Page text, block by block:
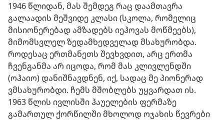
1946 წლიდან, მას შემდეგ რაც დაამთავრა
გალაადის მეშვიდე კლასი (სკოლა, რომელიც
მისიონერებად ამზადებს იეჰოვას მოწმეებს),
მიმომსვლელ ზედამხედველად მსახურობდა.
როდესაც ერთმანეთს შევხვდით, არც ერთმა
ჩვენგანმა არ იცოდა, რომ მას კლივლენდში
(ოჰაიო) დანიშნავდნენ, იქ, სადაც მე პიონერად
ვმსახურობდი. ჩემს მშობლებს უყვარდათ ის.
1963 წლის ივლისში ჰაუელების ფერმაზე
გამართულ ქორწილში მხოლოდ ოჯახის წევრები